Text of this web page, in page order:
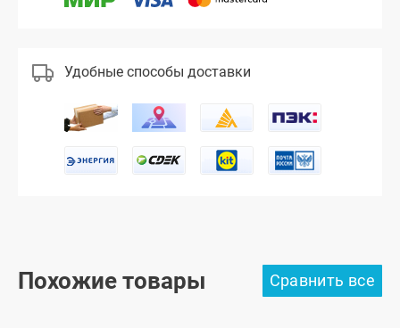
Удобные способы доставки
Похожие товары